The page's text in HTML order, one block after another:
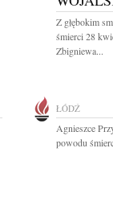
Z głębokim
śmierci 28
Zbigniewa...
ŁÓDŹ
Agnieszce
powodu